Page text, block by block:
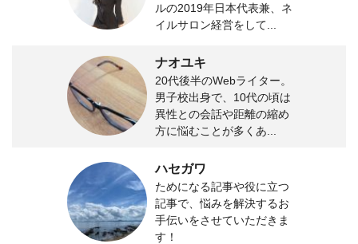
ルの2019年日本代表兼、ネ
イルサロン経営をして...
ナオユキ
20代後半のWebライター。
男子校出身で、10代の頃は
異性との会話や距離の縮め
方に悩むことが多くあ...
ハセガワ
ためになる記事や役に立つ
記事で、悩みを解決するお
手伝いをさせていただきま
す！